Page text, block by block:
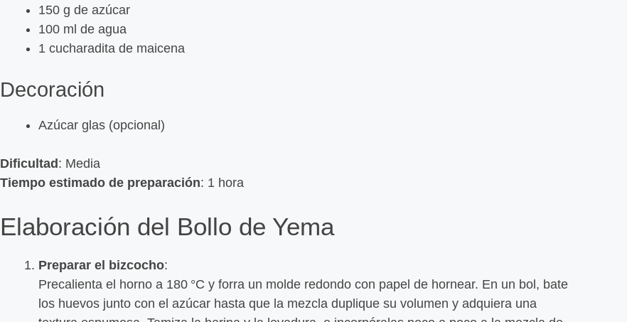
150 g de azúcar
100 ml de agua
1 cucharadita de maicena
Decoración
Azúcar glas (opcional)
Dificultad: Media
Tiempo estimado de preparación: 1 hora
Elaboración del Bollo de Yema
Preparar el bizcocho:
Precalienta el horno a 180 °C y forra un molde redondo con papel de hornear. En un bol, bate
los huevos junto con el azúcar hasta que la mezcla duplique su volumen y adquiera una